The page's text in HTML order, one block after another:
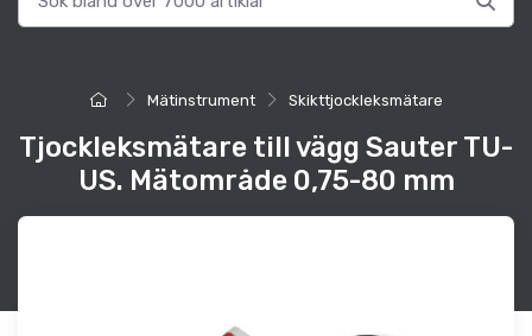
Mätinstrument Skikttjockleksmätare
Tjockleksmätare till vägg Sauter TU-
US. Mätområde 0,75-80 mm